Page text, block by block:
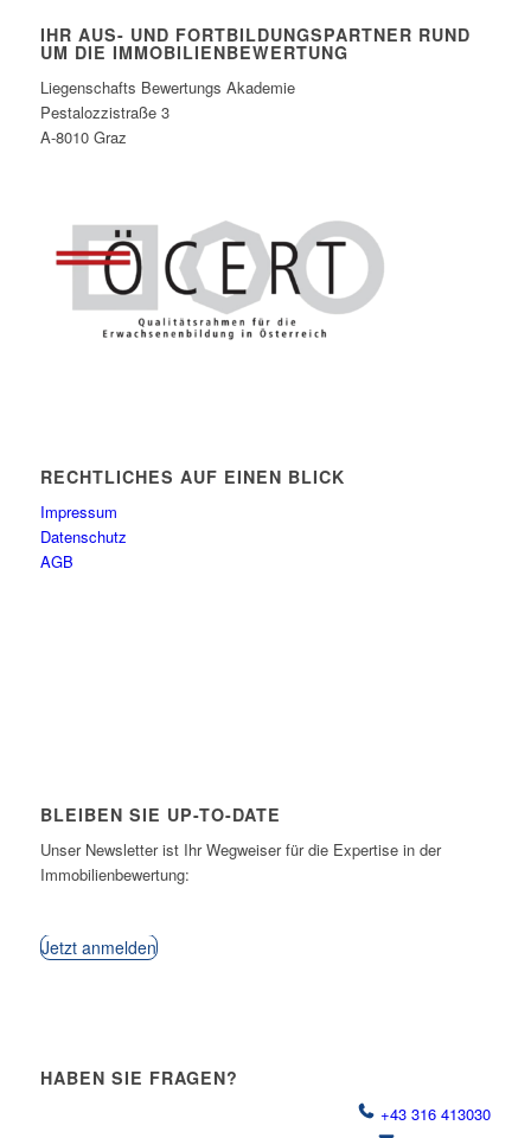
IHR AUS- UND FORTBILDUNGSPARTNER RUND
UM DIE IMMOBILIENBEWERTUNG
Liegenschafts Bewertungs Akademie
Pestalozzistraße 3
A-8010 Graz
RECHTLICHES AUF EINEN BLICK
Impressum
Datenschutz
AGB
BLEIBEN SIE UP-TO-DATE
Unser Newsletter ist Ihr Wegweiser für die Expertise in der
Immobilienbewertung:
Jetzt anmelden
HABEN SIE FRAGEN?
+43 316 413030